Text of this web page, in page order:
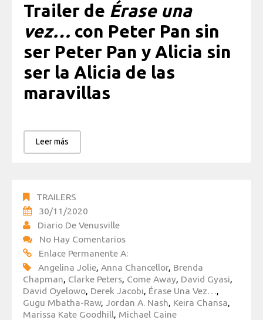
Trailer de Érase una
vez… con Peter Pan sin
ser Peter Pan y Alicia sin
ser la Alicia de las
maravillas
Leer más
TRAILERS
30/11/2020
Diario De Venusville
No Hay Comentarios
Enlace Permanente A:
Angelina Jolie, Anna Chancellor, Brenda
Chapman, Clarke Peters, Come Away, David Gyasi,
David Oyelowo, Derek Jacobi, Érase Una Vez…,
Gugu Mbatha-Raw, Jordan A. Nash, Keira Chansa,
Marissa Kate Goodhill, Michael Caine